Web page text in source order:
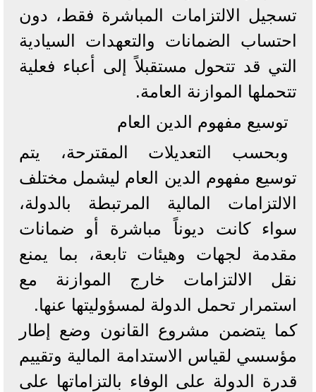
تسجيل الالتزامات المباشرة فقط، دون
احتساب الضمانات والتعهدات السيادية
التي قد تتحول مستقبلاً إلى أعباء فعلية
تتحملها الموازنة العامة.
توسيع مفهوم الدين العام
وبحسب التعديلات المقترحة، يتم
توسيع مفهوم الدين العام ليشمل مختلف
الالتزامات المالية المرتبطة بالدولة،
سواء كانت ديوناً مباشرة أو ضمانات
مقدمة لجهات وهيئات تابعة، بما يمنع
نقل الالتزامات خارج الموازنة مع
استمرار تحمل الدولة لمسؤوليتها عنها.
كما يتضمن مشروع القانون وضع إطار
مؤسسي لقياس الاستدامة المالية وتقييم
قدرة الدولة على الوفاء بالتزاماتها على